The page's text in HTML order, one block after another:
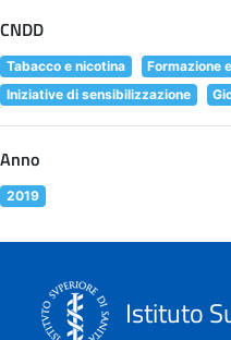
CNDD
Tabacco e nicotina
Formazione
Iniziative di sensibilizzazione
Anno
2019
Istituto